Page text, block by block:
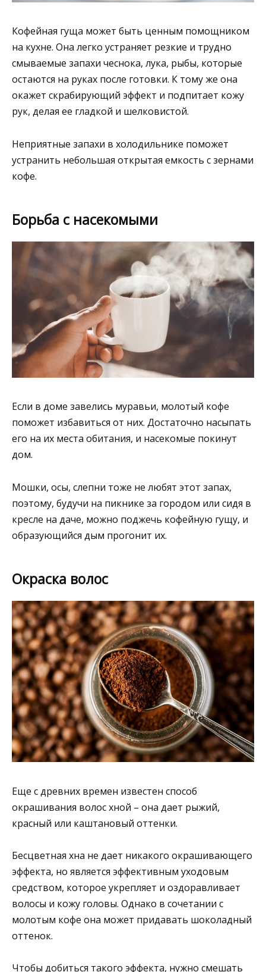
Кофейная гуща может быть ценным помощником
на кухне. Она легко устраняет резкие и трудно
смываемые запахи чеснока, лука, рыбы, которые
остаются на руках после готовки. К тому же она
окажет скрабирующий эффект и подпитает кожу
рук, делая ее гладкой и шелковистой.
Неприятные запахи в холодильнике поможет
устранить небольшая открытая емкость с зернами
кофе.
Борьба с насекомыми
Если в доме завелись муравьи, молотый кофе
поможет избавиться от них. Достаточно насыпать
его на их места обитания, и насекомые покинут
дом.
Мошки, осы, слепни тоже не любят этот запах,
поэтому, будучи на пикнике за городом или сидя в
кресле на даче, можно поджечь кофейную гущу, и
образующийся дым прогонит их.
Окраска волос
Еще с древних времен известен способ
окрашивания волос хной – она дает рыжий,
красный или каштановый оттенки.
Бесцветная хна не дает никакого окрашивающего
эффекта, но является эффективным уходовым
средством, которое укрепляет и оздоравливает
волосы и кожу головы. Однако в сочетании с
молотым кофе она может придавать шоколадный
оттенок.
Чтобы добиться такого эффекта, нужно смешать